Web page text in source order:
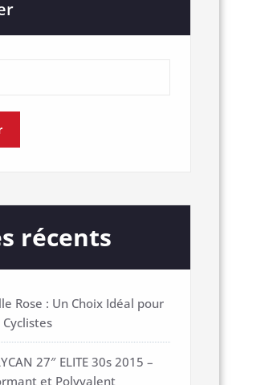
récents
Rose : Un Choix Idéal pour
Cyclistes
27″ ELITE 30s 2015 –
et Polyvalent